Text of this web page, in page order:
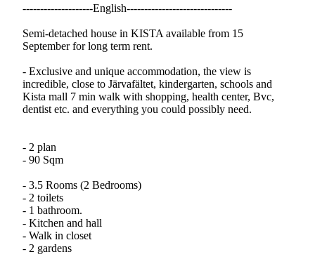
--------------------English------------------------------
Semi-detached house in KISTA available from 15
September for long term rent.
- Exclusive and unique accommodation, the view is
incredible, close to Järvafältet, kindergarten, schools and
Kista mall 7 min walk with shopping, health center, Bvc,
dentist etc. and everything you could possibly need.
- 2 plan
- 90 Sqm
- 3.5 Rooms (2 Bedrooms)
- 2 toilets
- 1 bathroom.
- Kitchen and hall
- Walk in closet
- 2 gardens